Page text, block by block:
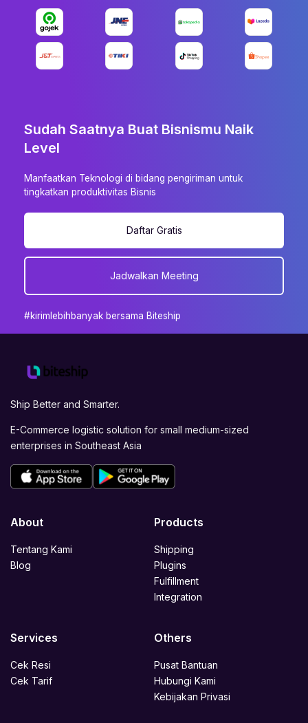
Sudah Saatnya Buat Bisnismu Naik
Level
Manfaatkan Teknologi di bidang pengiriman untuk
tingkatkan produktivitas Bisnis
Daftar Gratis
Jadwalkan Meeting
#kirimlebihbanyak bersama Biteship
Ship Better and Smarter.
E-Commerce logistic solution for small medium-sized
enterprises in Southeast Asia
About
Tentang Kami
Blog
Products
Shipping
Plugins
Fulfillment
Integration
Services
Cek Resi
Cek Tarif
Others
Pusat Bantuan
Hubungi Kami
Kebijakan Privasi